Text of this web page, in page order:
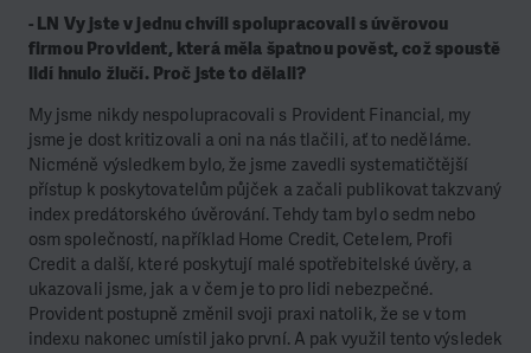
- LN Vy jste v jednu chvíli spolupracovali s úvěrovou
firmou Provident, která měla špatnou pověst, což spoustě
lidí hnulo žlučí. Proč jste to dělali?
My jsme nikdy nespolupracovali s Provident Financial, my
jsme je dost kritizovali a oni na nás tlačili, ať to neděláme.
Nicméně výsledkem bylo, že jsme zavedli systematičtější
přístup k poskytovatelům půjček a začali publikovat takzvaný
index predátorského úvěrování. Tehdy tam bylo sedm nebo
osm společností, například Home Credit, Cetelem, Profi
Credit a další, které poskytují malé spotřebitelské úvěry, a
ukazovali jsme, jak a v čem je to pro lidi nebezpečné.
Provident postupně změnil svoji praxi natolik, že se v tom
indexu nakonec umístil jako první. A pak využil tento výsledek